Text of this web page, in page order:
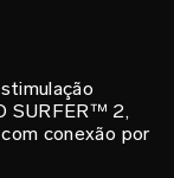
SURFER™ 2,
conexão por